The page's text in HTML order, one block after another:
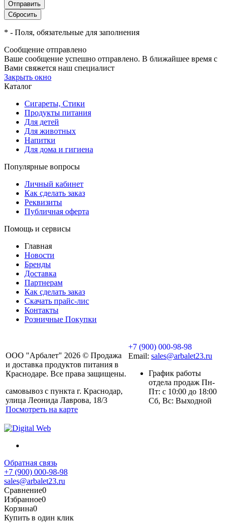
* - Поля, обязательные для заполнения
Сообщение отправлено
Ваше сообщение успешно отправлено. В ближайшее время с
Вами свяжется наш специалист
Закрыть окно
Каталог
Сигареты, Стики
Продукты питания
Для детей
Для животных
Напитки
Для дома и гигиена
Популярные вопросы
Личный кабинет
Как сделать заказ
Реквизиты
Публичная оферта
Помощь и сервисы
Главная
Новости
Бренды
Доставка
Партнерам
Как сделать заказ
Скачать прайс-лис
Контакты
Розничные Покупки
ООО "Арбалет" 2026 © Продажа
и доставка продуктов питания в
Краснодаре. Все права защищены.
самовывоз с пункта г. Краснодар,
улица Леонида Лаврова, 18/3
Посмотреть на карте
+7 (900) 000-98-98
Email: sales@arbalet23.ru
График работы
отдела продаж Пн-
Пт: с 10:00 до 18:00
Сб, Вс: Выходной
Обратная связь
+7 (900) 000-98-98
sales@arbalet23.ru
Сравнение0
Избранное0
Корзина0
Купить в один клик